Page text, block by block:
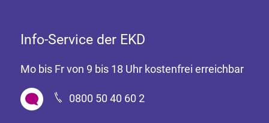
Info-Service der EKD
Mo bis Fr von 9 bis 18 Uhr kostenfrei erreichbar
0800 50 40 60 2